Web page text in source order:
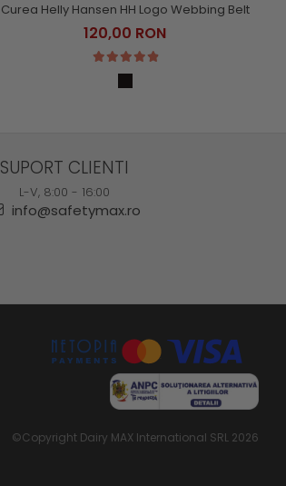
Curea Helly Hansen HH Logo Webbing Belt
120,00 RON
SUPORT CLIENTI
L-V, 8:00 - 16:00
info@safetymax.ro
©Copyright Dairy MAX International SRL 2026